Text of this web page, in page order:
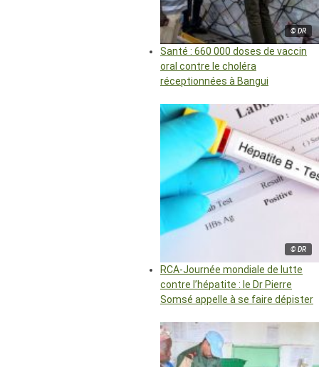
© DR
Santé : 660 000 doses de vaccin
oral contre le choléra
réceptionnées à Bangui
© DR
RCA-Journée mondiale de lutte
contre l’hépatite : le Dr Pierre
Somsé appelle à se faire dépister